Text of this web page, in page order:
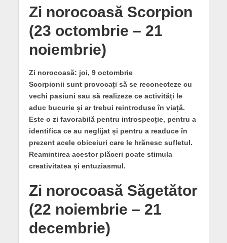
Zi norocoasă Scorpion
(23 octombrie – 21
noiembrie)
Zi norocoasă: joi, 9 octombrie
Scorpionii sunt provocați să se reconecteze cu
vechi pasiuni sau să realizeze ce activități le
aduc bucurie și ar trebui reintroduse în viață.
Este o zi favorabilă pentru introspecție, pentru a
identifica ce au neglijat și pentru a readuce în
prezent acele obiceiuri care le hrănesc sufletul.
Reamintirea acestor plăceri poate stimula
creativitatea și entuziasmul.
Zi norocoasă Săgetător
(22 noiembrie – 21
decembrie)